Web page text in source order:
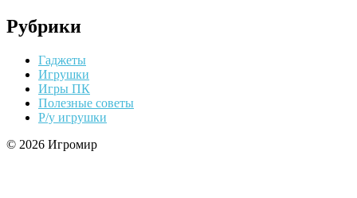
Рубрики
Гаджеты
Игрушки
Игры ПК
Полезные советы
Р/у игрушки
© 2026 Игромир